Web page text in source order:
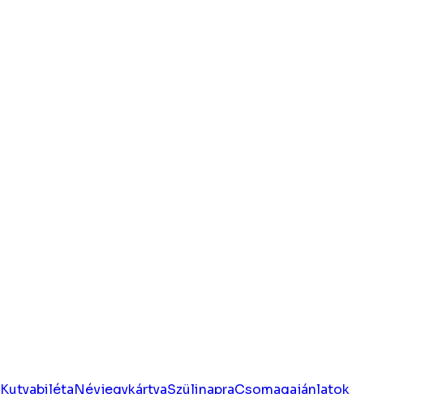
KutyabilétaNévjegykártyaSzülinapraCsomagajánlatok